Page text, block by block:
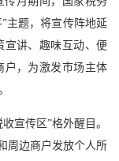
主题，将宣传阵地延
宣讲、趣味互动、便
户，为激发市场主体
宣传区”格外醒目。
周边商户发放个人所